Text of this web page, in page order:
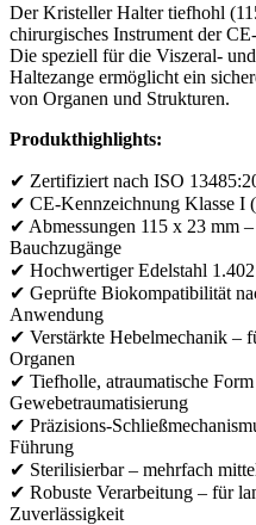
Der Kristeller Halter tiefhohl
chirurgisches Instrument der
Die speziell für die Viszeral-
Haltezange ermöglicht ein
von Organen und Strukturen.
Produkthighlights:
✔ Zertifiziert nach ISO
✔ CE-Kennzeichnung Klasse I
✔ Abmessungen 115 x 23 mm
Bauchzugänge
✔ Hochwertiger Edelstahl
✔ Geprüfte Biokompatibilität
Anwendung
✔ Verstärkte Hebelmechanik –
Organen
✔ Tiefholle, atraumatische
Gewebetraumatisierung
✔ Präzisions-
Führung
✔ Sterilisierbar – mehrfach
✔ Robuste Verarbeitung – für
Zuverlässigkeit